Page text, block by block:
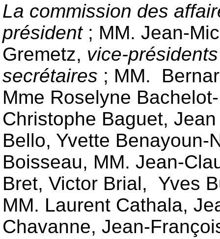
La commission des
président; MM. Jean-
Gremetz, vice-
secrétaires ; MM.
Mme Roselyne
Christophe Baguet,
Bello, Yvette Benayoun-
Boisseau, MM. Jean-
Bret, Victor Brial, Yves
MM. Laurent Cathala,
Chavanne, Jean-